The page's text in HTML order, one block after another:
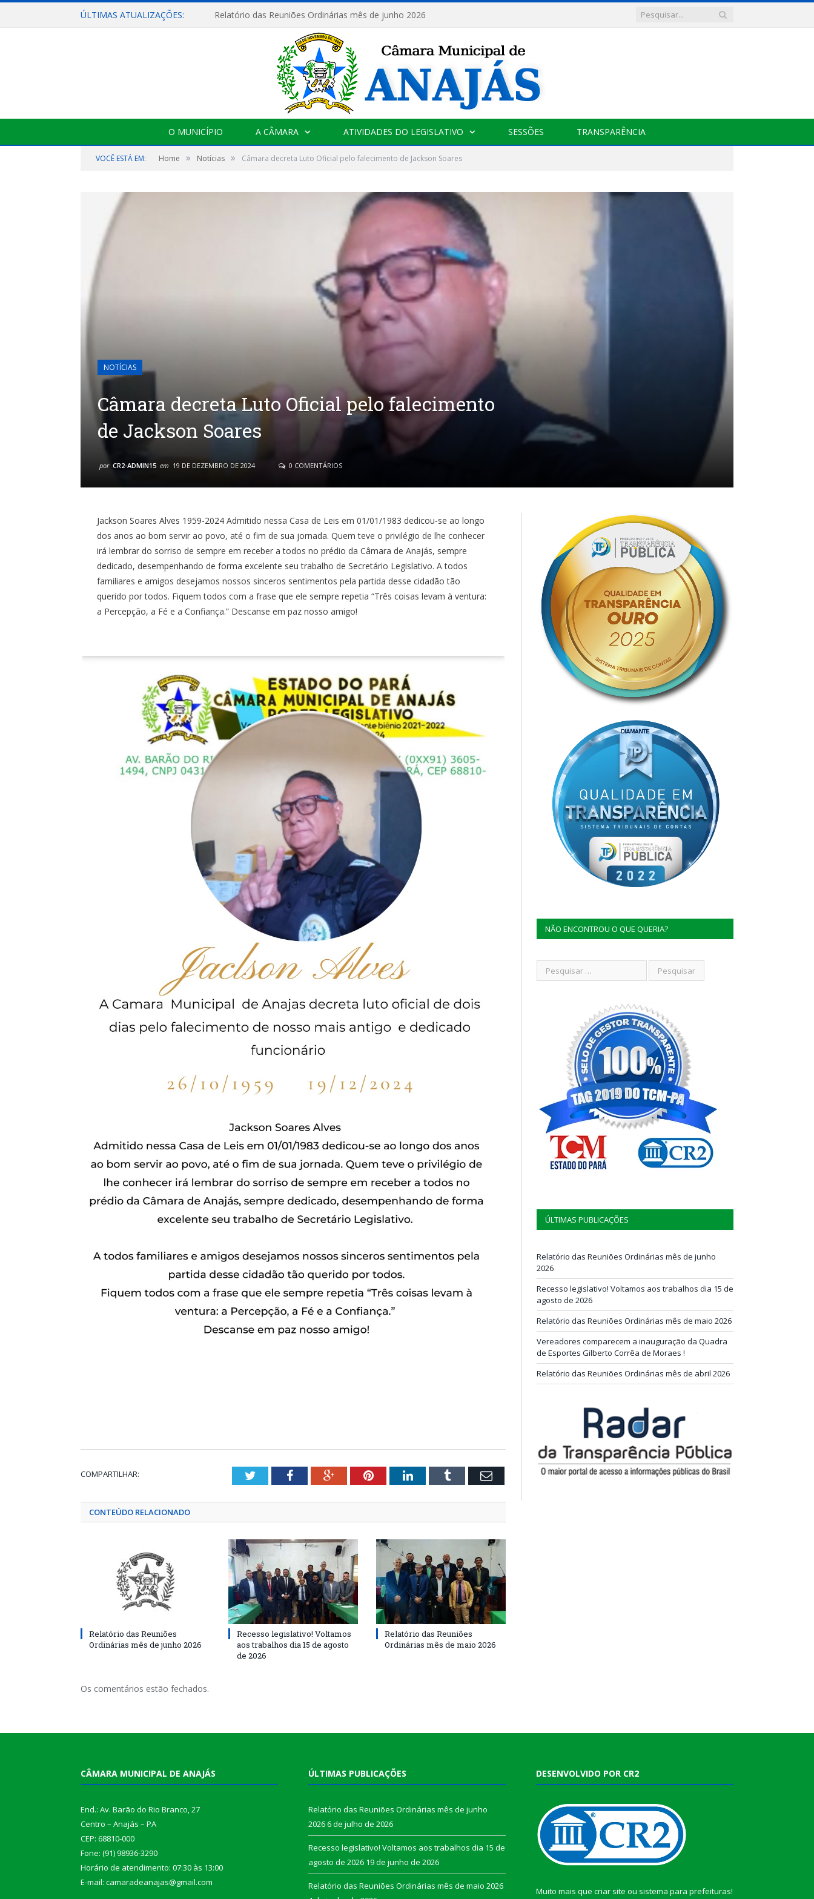
ÚLTIMAS ATUALIZAÇÕES: Relatório das Reuniões Ordinárias mês de junho 2026
O MUNICÍPIO A CÂMARA ATIVIDADES DO LEGISLATIVO SESSÕES TRANSPARÊNCIA
VOCÊ ESTÁ EM: Home » Notícias » Câmara decreta Luto Oficial pelo falecimento de Jackson Soares
NOTÍCIAS
Câmara decreta Luto Oficial pelo falecimento
de Jackson Soares
por CR2-ADMIN15 em 19 DE DEZEMBRO DE 2024 0 COMENTÁRIOS
Jackson Soares Alves 1959-2024 Admitido nessa Casa de Leis em 01/01/1983 dedicou-se ao longo
dos anos ao bom servir ao povo, até o fim de sua jornada. Quem teve o privilégio de lhe conhecer
irá lembrar do sorriso de sempre em receber a todos no prédio da Câmara de Anajás, sempre
dedicado, desempenhando de forma excelente seu trabalho de Secretário Legislativo. A todos
familiares e amigos desejamos nossos sinceros sentimentos pela partida desse cidadão tão
querido por todos. Fiquem todos com a frase que ele sempre repetia “Três coisas levam à ventura:
a Percepção, a Fé e a Confiança.” Descanse em paz nosso amigo!
COMPARTILHAR: TwitterFacebookGoogle+PinterestLinkedInTumblr Email
CONTEÚDO RELACIONADO
Relatório das Reuniões
Ordinárias mês de junho 2026
Recesso legislativo! Voltamos
aos trabalhos dia 15 de agosto
de 2026
Relatório das Reuniões
Ordinárias mês de maio 2026
Os comentários estão fechados.
NÃO ENCONTROU O QUE QUERIA?
ÚLTIMAS PUBLICAÇÕES
Relatório das Reuniões Ordinárias mês de junho
2026
Recesso legislativo! Voltamos aos trabalhos dia 15 de
agosto de 2026
Relatório das Reuniões Ordinárias mês de maio 2026
Vereadores comparecem a inauguração da Quadra
de Esportes Gilberto Corrêa de Moraes !
Relatório das Reuniões Ordinárias mês de abril 2026
CÂMARA MUNICIPAL DE ANAJÁS
End.: Av. Barão do Rio Branco, 27
Centro – Anajás – PA
CEP: 68810-000
Fone: (91) 98936-3290
Horário de atendimento: 07:30 às 13:00
E-mail: camaradeanajas@gmail.com
ÚLTIMAS PUBLICAÇÕES
Relatório das Reuniões Ordinárias mês de junho
20266 de julho de 2026
Recesso legislativo! Voltamos aos trabalhos dia 15 de
agosto de 2026 19 de junho de 2026
Relatório das Reuniões Ordinárias mês de maio 2026
DESENVOLVIDO POR CR2
Muito mais que criar site ou sistema para prefeituras!